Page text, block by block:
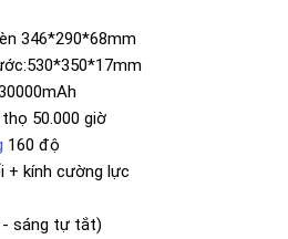
346*290*68mm
50.000 giờ
160 độ
+ kính cường lực
- sáng tự tắt)